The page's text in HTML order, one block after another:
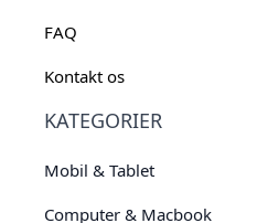
FAQ
Kontakt os
KATEGORIER
Mobil & Tablet
Computer & Macbook